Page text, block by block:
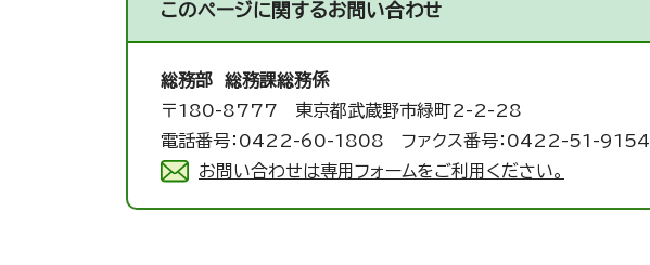
このページに関するお問い合わせ
総務部 総務課総務係
〒180-8777 東京都武蔵野市緑町2-2-28
電話番号：0422-60-1808 ファクス番号：0422-51-9154
お問い合わせは専用フォームをご利用ください。